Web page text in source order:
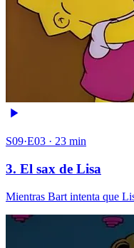
S09·E03 · 23 min
3. El sax de Lisa
Mientras Bart intenta que